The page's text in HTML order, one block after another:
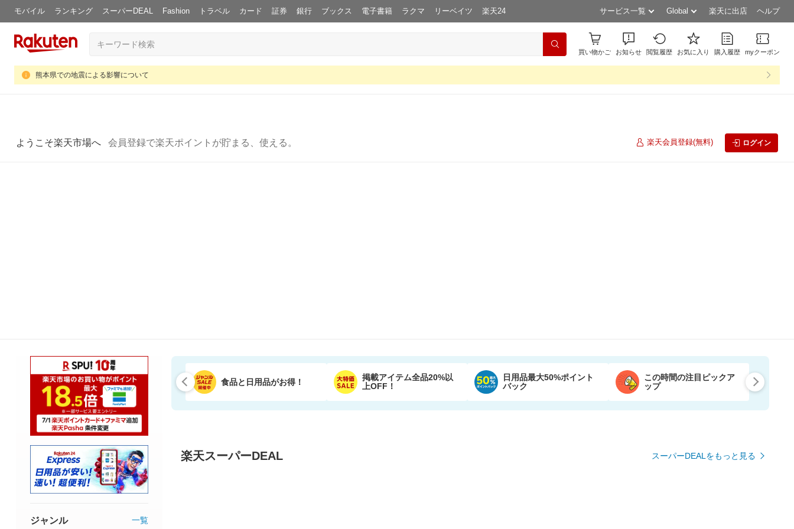
モバイル ランキング スーパーDEAL Fashion トラベル カード 証券 銀行 ブックス 電子書籍 ラクマ リーベイツ 楽天24 サービス一覧 Global 楽天に出店 ヘルプ
買い物かご お知らせ 閲覧履歴 お気に入り 購入履歴 myクーポン
熊本県での地震による影響について
ようこそ楽天市場へ 会員登録で楽天ポイントが貯まる、使える。 楽天会員登録(無料) ログイン
食品と日用品がお得！
掲載アイテム全品20%以
上OFF！
日用品最大50%ポイント
バック
この時間の注目ピックア
ップ
楽天スーパーDEAL スーパーDEALをもっと見る
ジャンル 一覧